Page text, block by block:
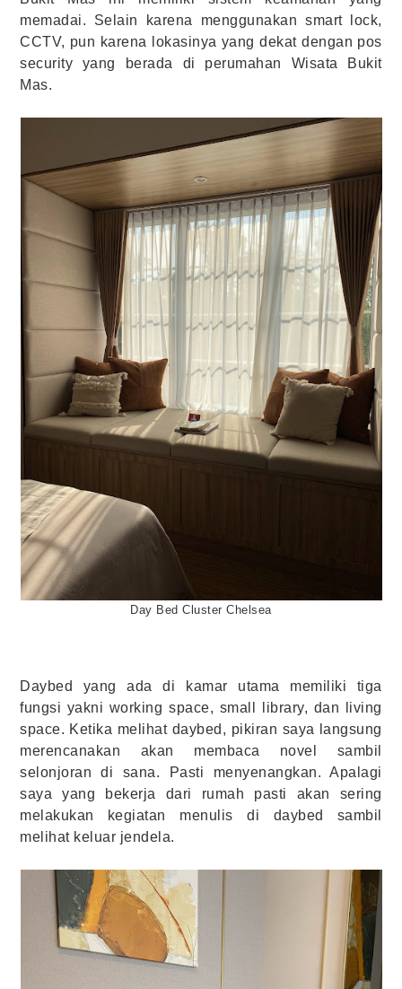
memadai. Selain karena menggunakan smart lock,
CCTV, pun karena lokasinya yang dekat dengan pos
security yang berada di perumahan Wisata Bukit
Mas.
Day Bed Cluster Chelsea
Daybed yang ada di kamar utama memiliki tiga
fungsi yakni working space, small library, dan living
space. Ketika melihat daybed, pikiran saya langsung
merencanakan akan membaca novel sambil
selonjoran di sana. Pasti menyenangkan. Apalagi
saya yang bekerja dari rumah pasti akan sering
melakukan kegiatan menulis di daybed sambil
melihat keluar jendela.